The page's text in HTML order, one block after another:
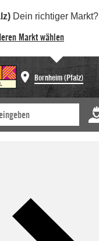
Dein richtiger Markt?
Markt wählen
Bornheim (Pfalz)